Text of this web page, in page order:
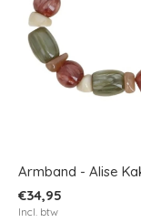
Armband - Alise
€34,95
Incl. btw